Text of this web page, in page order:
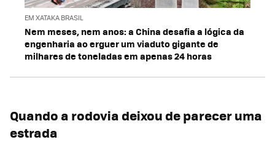
EM XATAKA BRASIL
Nem meses, nem anos: a China desafia a lógica da
engenharia ao erguer um viaduto gigante de
milhares de toneladas em apenas 24 horas
Quando a rodovia deixou de parecer uma
estrada